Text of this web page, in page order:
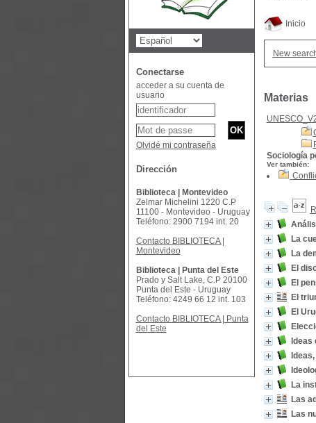
Inicio
New
Materias
Sociología
Ver también:
La
La
El
El
El
El
La
Las
Las
Conectarse
acceder a su cuenta de
usuario
Olvidé mi contraseña
Dirección
Biblioteca | Montevideo
Zelmar Michelini 1220 C.P
11100 - Montevideo - Uruguay
Teléfono: 2900 7194 int. 20
Contacto BIBLIOTECA |
Montevideo
Biblioteca | Punta del Este
Prado y Salt Lake, C.P 20100
Punta del Este - Uruguay
Teléfono: 4249 66 12 int. 103
Contacto BIBLIOTECA | Punta
del Este